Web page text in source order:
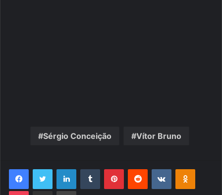
Sérgio Conceição Vítor Bruno
FacebookTwitter LinkedinTumblr PinterestReddit VK OK
Pocket Compartilhar via e-mail Imprimir